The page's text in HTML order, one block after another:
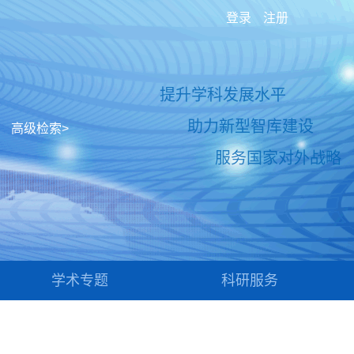
高级检索>
提升学科发展水平
助力新型智库建设
服务国家对外战略
登录 注册
学术专题 科研服务